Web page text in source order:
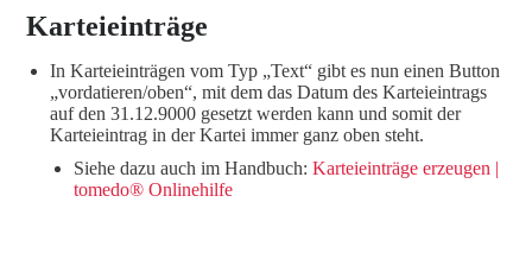
Karteieinträge
In Karteieinträgen vom Typ „Text“ gibt es nun einen Button
„vordatieren/oben“, mit dem das Datum des Karteieintrags
auf den 31.12.9000 gesetzt werden kann und somit der
Karteieintrag in der Kartei immer ganz oben steht.
Siehe dazu auch im Handbuch: Karteieinträge erzeugen |
tomedo® Onlinehilfe